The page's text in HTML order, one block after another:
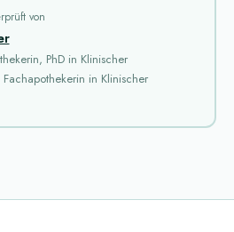
von
PhD in Klinischer
in Klinischer